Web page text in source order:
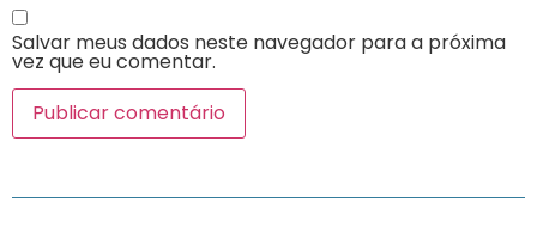
Salvar meus dados neste navegador para a próxima
vez que eu comentar.